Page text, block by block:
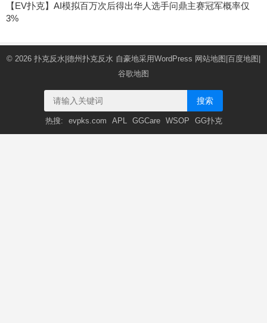
【EV扑克】AI模拟百万次后得出华人选手问鼎主赛冠军概率仅
3%
© 2026 扑克反水|德州扑克反水 自豪地采用WordPress 网站地图 百度地图
谷歌地图
搜索
热搜: evpks.com APL GGCare WSOP GG扑克